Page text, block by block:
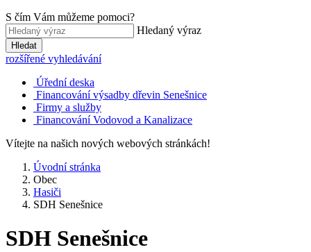
S čím Vám můžeme pomoci?
Hledaný výraz
Hledat
rozšířené vyhledávání
Úřední deska
Financování výsadby dřevin Senešnice
Firmy a služby
Financování Vodovod a Kanalizace
Vítejte na našich nových webových stránkách!
Úvodní stránka
Obec
Hasiči
SDH Senešnice
SDH Senešnice